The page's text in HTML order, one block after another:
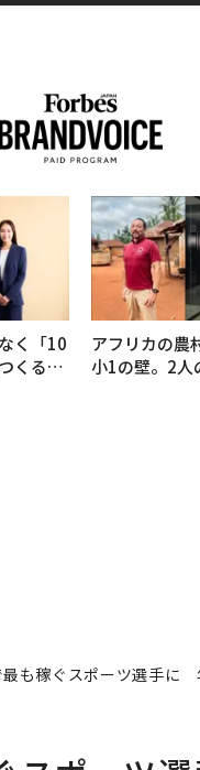
く「10
くる─
アフリカの農
小1の壁。2人
最も稼ぐスポーツ選手に